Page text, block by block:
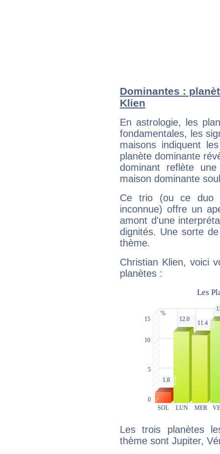
Dominantes :
Klien
En astrologie, les
fondamentales, les
maisons indiquent
planète dominante
dominant reflète
maison dominante
Ce trio (ou ce duo
inconnue) offre un
amont d'une
dignités. Une sorte
thème.
Christian Klien, voici
planètes :
Les trois planètes
thème sont Jupiter,